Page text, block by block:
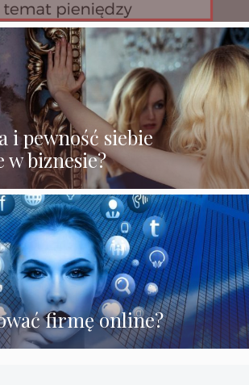
i pewność siebie
w biznesie?
firmę online?